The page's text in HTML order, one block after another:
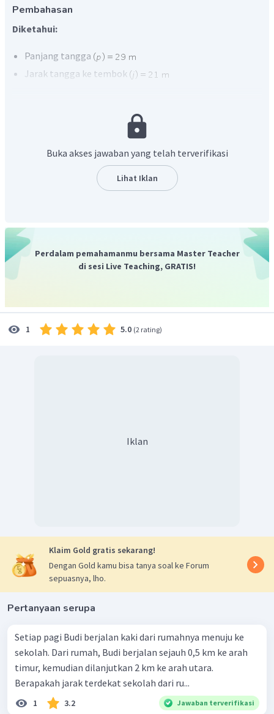
Pembahasan
Diketahui:
Panjang tangga
Jarak tangga ke tembok
Gunakan tripel pythagoras
Jadi, tinggi tembok adalah
Oleh karena itu, jawaban yang benar adalah B.
Buka akses jawaban yang telah terverifikasi
Lihat Iklan
Perdalam pemahamanmu bersama Master Teacher
di sesi Live Teaching, GRATIS!
1 5.0 (2 rating)
Iklan
Klaim Gold gratis sekarang!
Dengan Gold kamu bisa tanya soal ke Forum
sepuasnya, lho.
Pertanyaan serupa
Setiap pagi Budi berjalan kaki dari rumahnya menuju ke
sekolah. Dari rumah, Budi berjalan sejauh 0,5 km ke arah
timur, kemudian dilanjutkan 2 km ke arah utara.
Berapakah jarak terdekat sekolah dari ru...
1 3.2 Jawaban terverifikasi